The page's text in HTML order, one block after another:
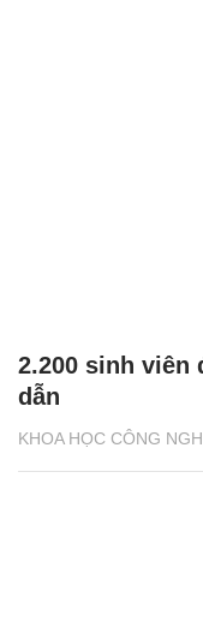
KHOA HỌC CÔNG
2.200 sinh viên
dẫn